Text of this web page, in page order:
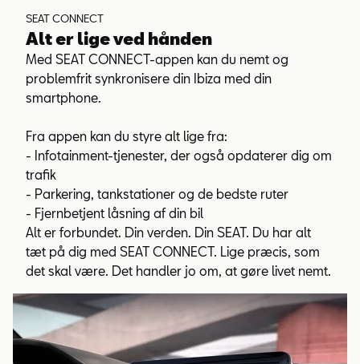
SEAT CONNECT
Alt er lige ved hånden
Med SEAT CONNECT-appen kan du nemt og
problemfrit synkronisere din Ibiza med din
smartphone.
Fra appen kan du styre alt lige fra:
- Infotainment-tjenester, der også opdaterer dig om
trafik
- Parkering, tankstationer og de bedste ruter
- Fjernbetjent låsning af din bil
Alt er forbundet. Din verden. Din SEAT. Du har alt
tæt på dig med SEAT CONNECT. Lige præcis, som
det skal være. Det handler jo om, at gøre livet nemt.